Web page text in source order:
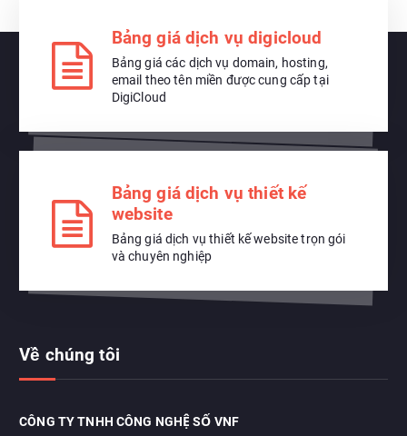
Bảng giá dịch vụ digicloud
Bảng giá các dịch vụ domain, hosting,
email theo tên miền được cung cấp tại
DigiCloud
Bảng giá dịch vụ thiết kế
website
Bảng giá dịch vụ thiết kế website trọn gói
và chuyên nghiệp
Về chúng tôi
CÔNG TY TNHH CÔNG NGHỆ SỐ VNF